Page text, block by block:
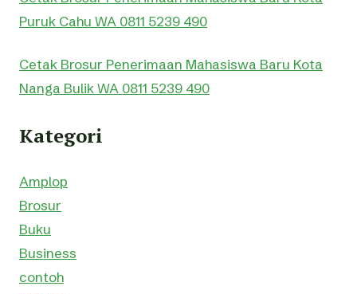
Puruk Cahu WA 0811 5239 490
Cetak Brosur Penerimaan Mahasiswa Baru Kota
Nanga Bulik WA 0811 5239 490
Kategori
Amplop
Brosur
Buku
Business
contoh